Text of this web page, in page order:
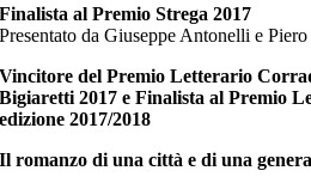
Finalista al Premio Strega 2017
Presentato da Giuseppe Antonelli e
Vincitore del Premio Letterario
Bigiaretti 2017 e Finalista al Premio
edizione 2017/2018
Il romanzo di una città e di una